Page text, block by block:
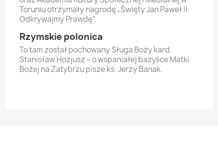
Toruniu otrzymały nagrodę „Święty Jan Paweł II.
Odkrywajmy Prawdę”.
Rzymskie polonica
To tam został pochowany Sługa Boży kard.
Stanisław Hozjusz – o wspaniałej bazylice Matki
Bożej na Zatybrzu pisze ks. Jerzy Banak.